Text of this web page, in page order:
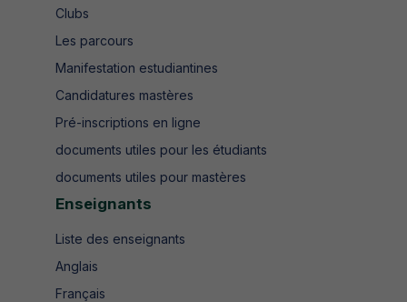
Clubs
Les parcours
Manifestation estudiantines
Candidatures mastères
Pré-inscriptions en ligne
documents utiles pour les étudiants
documents utiles pour mastères
Enseignants
Liste des enseignants
Anglais
Français